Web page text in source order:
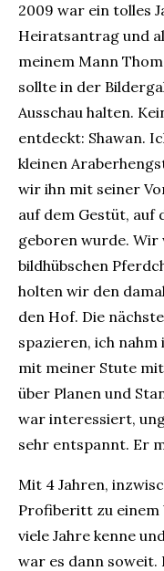
2009 war ein tolles
Heiratsantrag und
meinem Mann
sollte in der
Ausschau halten.
entdeckt: Shawan.
kleinen
wir ihn mit seiner
auf dem Gestüt, auf
geboren wurde.
bildhübschen
holten wir den
den Hof. Die
spazieren, ich
mit meiner Stute
über Planen und
war interessiert,
sehr entspannt. Er
Mit 4 Jahren,
Profiberitt zu einem
viele Jahre kenne
war es dann